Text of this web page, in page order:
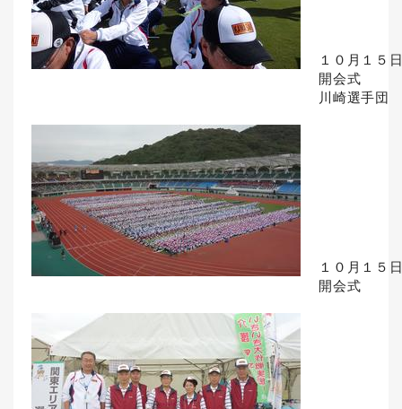
１０月１５
開会式
川崎選手団
１０月１５
開会式